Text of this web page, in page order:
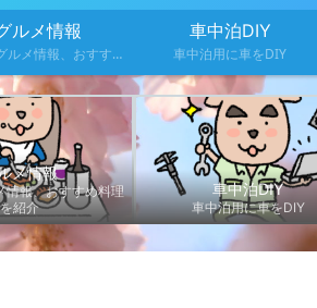
ルメ情報
旅行先のグルメ情報、おすすめ料理を紹介
車中泊DIY
車中泊用に車をDIY
メ情報
情報、おすすめ料理
を紹介
車中泊DIY
車中泊用に車をDIY